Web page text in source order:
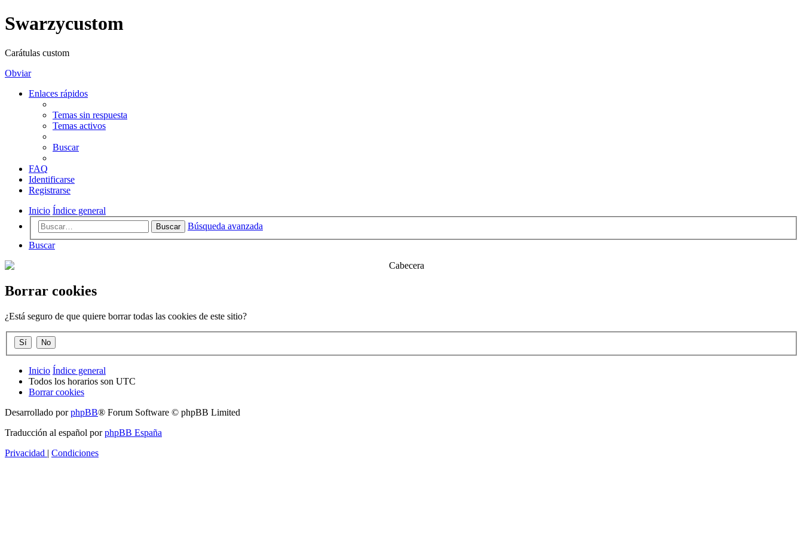
Swarzycustom
Carátulas custom
Obviar
Enlaces rápidos
Temas sin respuesta
Temas activos
Buscar
FAQ
Identificarse
Registrarse
Inicio Índice general
Buscar
Búsqueda avanzada
Buscar
Borrar cookies
¿Está seguro de que quiere borrar todas las cookies de este sitio?
Inicio Índice general
Todos los horarios son UTC
Borrar cookies
Desarrollado porphpBB® Forum Software © phpBB Limited
Traducción al español porphpBB España
Privacidad | Condiciones